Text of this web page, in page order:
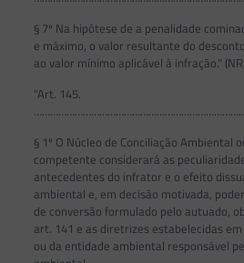
§ 7º Na hipótese de a penalidade
e máximo, o valor resultante do
ao valor mínimo aplicável à infração.”
“Art. 145.
§ 1º O Núcleo de Conciliação Ambiental
competente considerará as
antecedentes do infrator e o efeito
ambiental e, em decisão motivada,
de conversão formulado pelo autuado,
art. 141 e as diretrizes estabelecidas
ou da entidade ambiental responsável